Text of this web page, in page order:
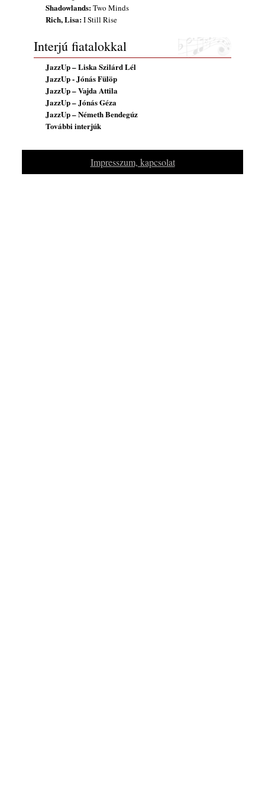
Szabolcs
2026. július 25.
FREE JAZZ ALBUMS 2026 - 134. rész
2026. július 16.
Shadowlands:Two Minds
Rich, Lisa:I Still Rise
Interjú fiatalokkal
JazzUp – Liska Szilárd Lél
JazzUp - Jónás Fülöp
JazzUp – Vajda Attila
JazzUp – Jónás Géza
JazzUp – Németh Bendegúz
További interjúk
Impresszum, kapcsolat